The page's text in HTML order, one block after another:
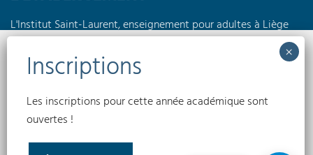
Nous utilisons des cookies pour optimiser notre site web et notre service.
Accepter
L'Institut Saint-Laurent, enseignement pour adultes à Liège
propose des formations à horaires réduits en journée, en
soirée ou encore le week-end dans différents domaines tels
que l'électricité, la pédagogie, l'informatique, les langues,
l'électromécanique...
Conditions générales
Les inscriptions pour cette année académique sont
ouvertes !